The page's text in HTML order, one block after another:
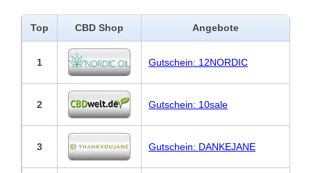
Top CBD Shop Angebote
1 Gutschein: 12NORDIC
2 Gutschein: 10sale
3 Gutschein: DANKEJANE